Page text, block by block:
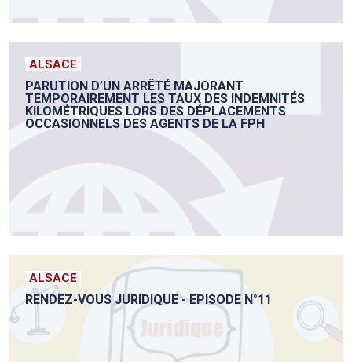
ALSACE
PARUTION D’UN ARRÊTÉ MAJORANT
TEMPORAIREMENT LES TAUX DES INDEMNITÉS
KILOMÉTRIQUES LORS DES DÉPLACEMENTS
OCCASIONNELS DES AGENTS DE LA FPH
ALSACE
RENDEZ-VOUS JURIDIQUE - EPISODE N°11